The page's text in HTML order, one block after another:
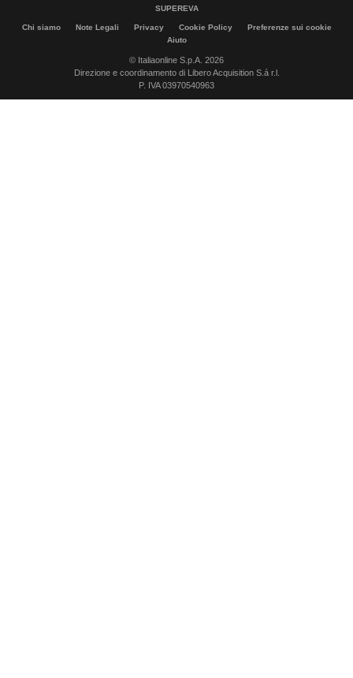
SUPEREVA
Chi siamo Note Legali Privacy Cookie Policy
Preferenze sui cookie
Aiuto
© Italiaonline S.p.A. 2026
Direzione e coordinamento di Libero Acquisition S.á r.l.
P. IVA 03970540963